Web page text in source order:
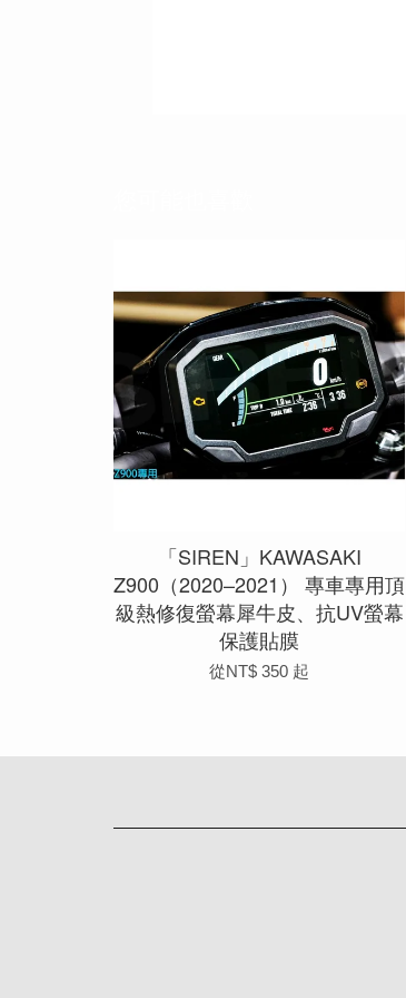
「SIREN」KAWASAKI
Z900（2020–2021） 專車專用頂
級熱修復螢幕犀牛皮、抗UV螢幕
保護貼膜
從NT$ 350 起